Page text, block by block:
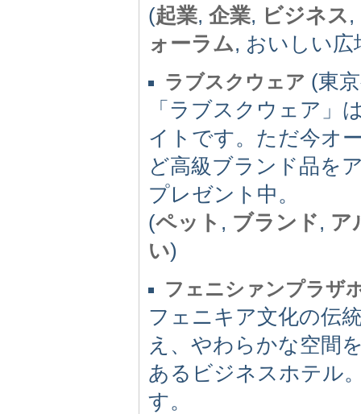
(起業, 企業, ビジネス,
ォーラム, おいしい広
ラブスクウェア (東
「ラブスクウェア」
イトです。ただ今オ
ど高級ブランド品を
プレゼント中。
(ペット , ブランド, ア
い)
フェニシァンプラザ
フェニキア文化の伝
え、やわらかな空間
あるビジネスホテル
す。